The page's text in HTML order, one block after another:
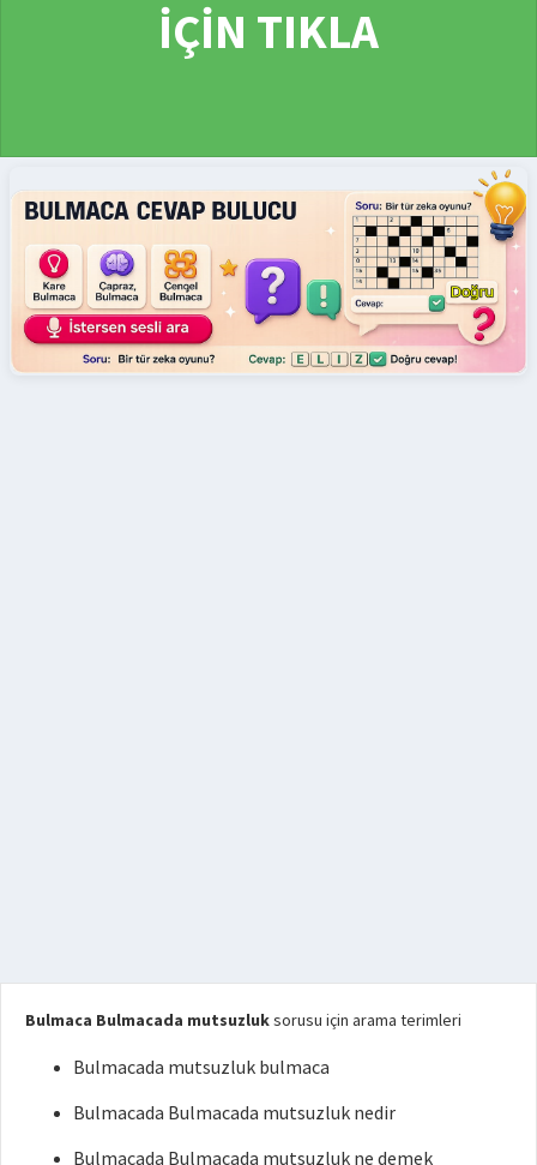
İÇİN TIKLA
Bulmaca Bulmacada mutsuzluksorusu için arama terimleri
Bulmacada mutsuzluk bulmaca
Bulmacada Bulmacada mutsuzluk nedir
Bulmacada Bulmacada mutsuzluk ne demek